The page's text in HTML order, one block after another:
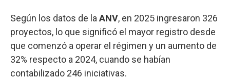
Según los datos de la ANV, en 2025 ingresaron 326
proyectos, lo que significó el mayor registro desde
que comenzó a operar el régimen y un aumento de
32% respecto a 2024, cuando se habían
contabilizado 246 iniciativas.